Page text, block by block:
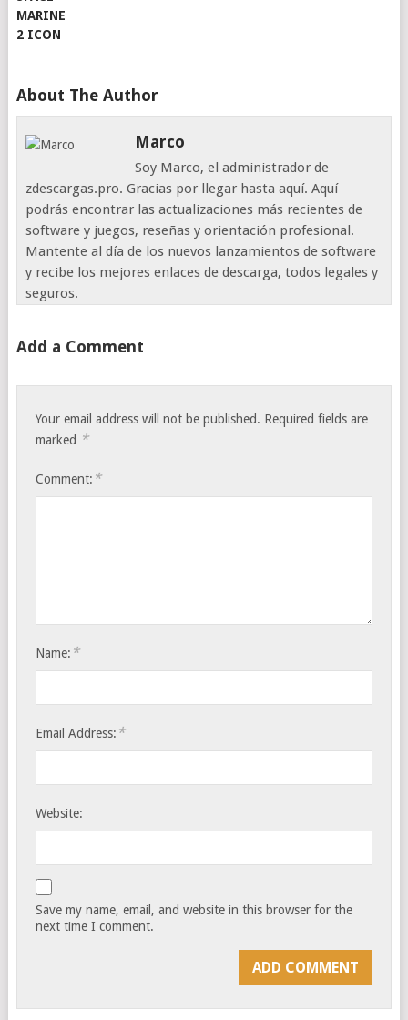
About The Author
Marco
Soy Marco, el administrador de
zdescargas.pro. Gracias por llegar hasta aquí. Aquí
podrás encontrar las actualizaciones más recientes de
software y juegos, reseñas y orientación profesional.
Mantente al día de los nuevos lanzamientos de software
y recibe los mejores enlaces de descarga, todos legales y
seguros.
Add a Comment
Your email address will not be published. Required fields are
marked *
Comment: *
Name: *
Email Address: *
Website:
Save my name, email, and website in this browser for the
next time I comment.